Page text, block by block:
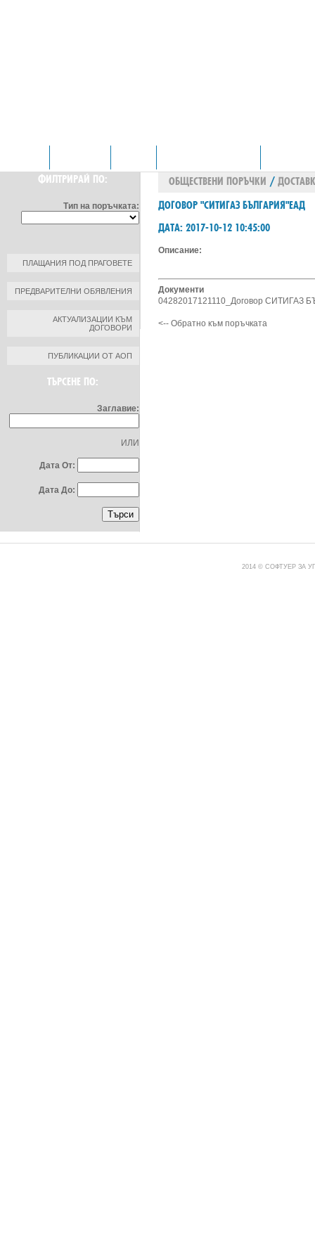
ФИЛТРИРАЙ ПО:
Тип на поръчката:
ПЛАЩАНИЯ ПОД ПРАГОВЕТЕ
ПРЕДВАРИТЕЛНИ ОБЯВЛЕНИЯ
АКТУАЛИЗАЦИИ КЪМ
ДОГОВОРИ
ПУБЛИКАЦИИ ОТ АОП
ТЪРСЕНЕ ПО:
Заглавие:
ИЛИ
Дата От:
Дата До:
ОБЩЕСТВЕНИ ПОРЪЧКИ /
ДОГОВОР "СИТИГАЗ БЪЛГАРИЯ"ЕАД
ДАТА: 2017-10-12 10:45:00
Описание:
Документи
04282017121110_Договор СИТИГАЗ
<-- Обратно към поръчката
2014 © СОФТУЕР ЗА